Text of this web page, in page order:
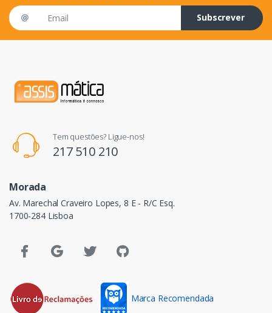
Email address
Subscrever
Tem questões? Ligue-nos!
217 510 210
Morada
Av. Marechal Craveiro Lopes, 8 E - R/C Esq.
1700-284 Lisboa
Marca Recomendada